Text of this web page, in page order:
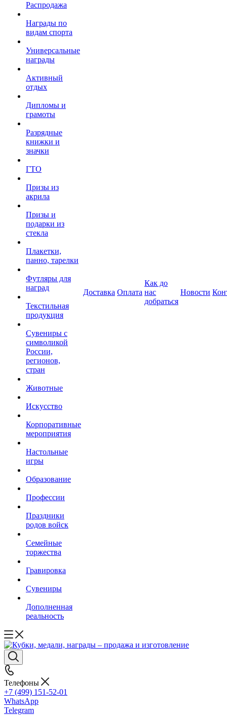
Распродажа
Награды по
видам спорта
Универсальные
награды
Активный
отдых
Дипломы и
грамоты
Разрядные
книжки и
значки
ГТО
Призы из
акрила
Призы и
подарки из
стекла
Плакетки,
панно, тарелки
Футляры для
наград
Текстильная
продукция
Сувениры с
символикой
России,
регионов,
стран
Животные
Искусство
Корпоративные
мероприятия
Настольные
игры
Образование
Профессии
Праздники
родов войск
Семейные
торжества
Гравировка
Сувениры
Дополненная
реальность
Доставка Оплата
Как до
нас
добраться
Новости
Телефоны
+7 (499) 151-52-01
WhatsApp
Telegram